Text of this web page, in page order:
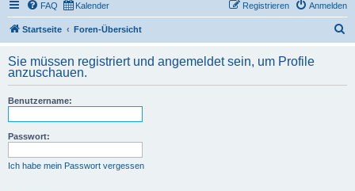
FAQ Kalender Anmelden
Registrieren
Startseite Foren-Übersicht
h
Sie müssen registriert und angemeldet sein, um Profile
anzuschauen.
Benutzername:
Passwort:
Ich habe mein Passwort vergessen